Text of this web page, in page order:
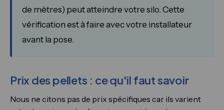
de mètres) peut atteindre votre silo. Cette
vérification est à faire avec votre installateur
avant la pose.
Prix des pellets : ce qu'il faut savoir
Nous ne citons pas de prix spécifiques car ils varient